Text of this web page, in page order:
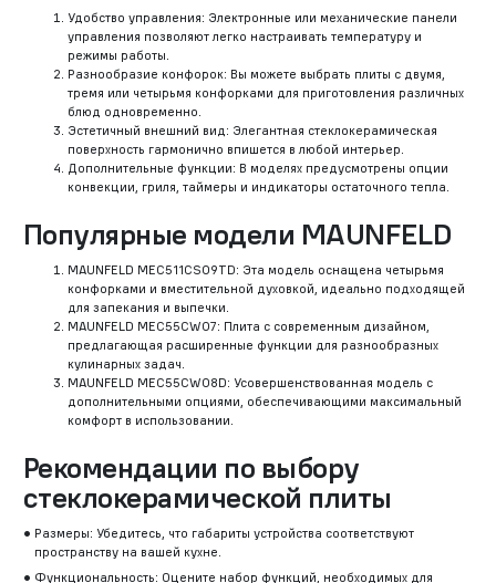
Удобство управления: Электронные или механические панели
управления позволяют легко настраивать температуру и
режимы работы.
Разнообразие конфорок: Вы можете выбрать плиты с двумя,
тремя или четырьмя конфорками для приготовления различных
блюд одновременно.
Эстетичный внешний вид: Элегантная стеклокерамическая
поверхность гармонично впишется в любой интерьер.
Дополнительные функции: В моделях предусмотрены опции
конвекции, гриля, таймеры и индикаторы остаточного тепла.
Популярные модели MAUNFELD
MAUNFELD MEC511CS09TD: Эта модель оснащена четырьмя
конфорками и вместительной духовкой, идеально подходящей
для запекания и выпечки.
MAUNFELD MEC55CW07: Плита с современным дизайном,
предлагающая расширенные функции для разнообразных
кулинарных задач.
MAUNFELD MEC55CW08D: Усовершенствованная модель с
дополнительными опциями, обеспечивающими максимальный
комфорт в использовании.
Рекомендации по выбору
стеклокерамической плиты
Размеры: Убедитесь, что габариты устройства соответствуют
пространству на вашей кухне.
Функциональность: Оцените набор функций, необходимых для